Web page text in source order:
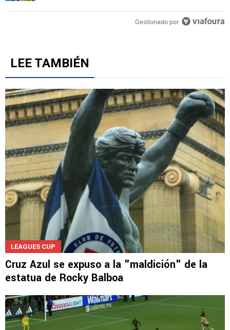
Gestionado por
LEE TAMBIÉN
LEAGUES CUP
Cruz Azul se expuso a la "maldición" de la
estatua de Rocky Balboa